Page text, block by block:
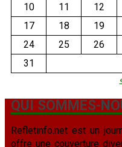
10
11 12
17
18 19
24
25 26
31
QUI SOMMES-
Refletinfo.net est un
offre une couverture